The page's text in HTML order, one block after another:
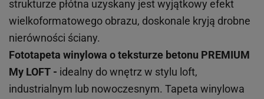
strukturze płótna uzyskany jest wyjątkowy efekt
wielkoformatowego obrazu, doskonale kryją drobne
nierówności ściany.
Fototapeta winylowa oteksturze betonu PREMIUM
My LOFT - idealny do wnętrz w stylu loft,
industrialnym lub nowoczesnym. Tapeta winylowa